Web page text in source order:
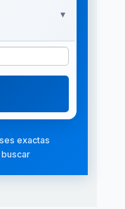
exactas